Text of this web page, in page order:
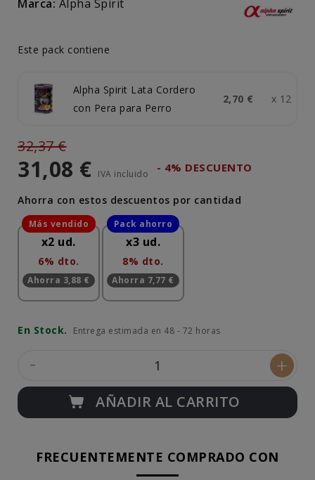
Marca: Alpha Spirit
Este pack contiene
Alpha Spirit Lata Cordero
con Pera para Perro
2,70 € x 12
32,37 €
31,08 € IVA incluido - 4% DESCUENTO
Ahorra con estos descuentos por cantidad
x2 ud.
6% dto.
Ahorra 3,88 €
x3 ud.
8% dto.
Ahorra 7,77 €
En Stock. Entrega estimada en 48 - 72 horas
- +
AÑADIR AL CARRITO
FRECUENTEMENTE COMPRADO CON